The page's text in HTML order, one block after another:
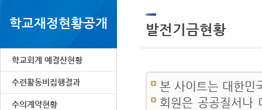
학교재정현황공개
학교회계 예결산현황
수련활동비집행결과
수의계약현황
발전기금현황
본 사이트는 대한민
회원은 공공질서나